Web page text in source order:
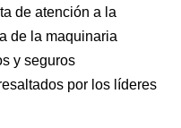
de atención a la
de la maquinaria
y seguros
por los líderes